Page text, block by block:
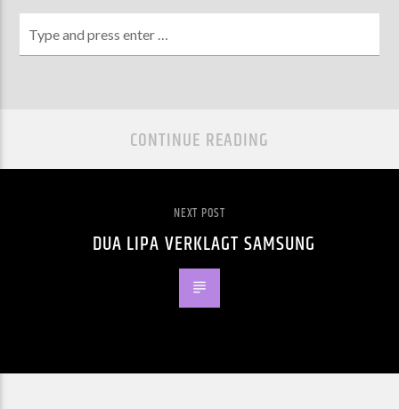
CONTINUE READING
NEXT POST
DUA LIPA VERKLAGT SAMSUNG